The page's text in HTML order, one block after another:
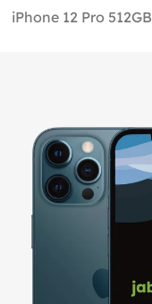
iPhone 12 Pro 512GB